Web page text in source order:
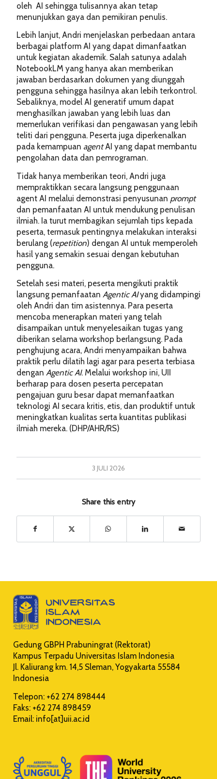
oleh AI sehingga tulisannya akan tetap
menunjukkan gaya dan pemikiran penulis.
Lebih lanjut, Andri menjelaskan perbedaan antara
berbagai platform AI yang dapat dimanfaatkan
untuk kegiatan akademik. Salah satunya adalah
NotebookLM yang hanya akan memberikan
jawaban berdasarkan dokumen yang diunggah
pengguna sehingga hasilnya akan lebih terkontrol.
Sebaliknya, model AI generatif umum dapat
menghasilkan jawaban yang lebih luas dan
memerlukan verifikasi dan pengawasan yang lebih
teliti dari pengguna. Peserta juga diperkenalkan
pada kemampuan agentAI yang dapat membantu
pengolahan data dan pemrograman.
Tidak hanya memberikan teori, Andri juga
mempraktikkan secara langsung penggunaan
agent AI melalui demonstrasi penyusunan prompt
dan pemanfaatan AI untuk mendukung penulisan
ilmiah. Ia turut membagikan sejumlah tips kepada
peserta, termasuk pentingnya melakukan interaksi
berulang (repetition) dengan AI untuk memperoleh
hasil yang semakin sesuai dengan kebutuhan
pengguna.
Setelah sesi materi, peserta mengikuti praktik
langsung pemanfaatan Agentic AIyang didampingi
oleh Andri dan tim asistennya. Para peserta
mencoba menerapkan materi yang telah
disampaikan untuk menyelesaikan tugas yang
diberikan selama workshop berlangsung. Pada
penghujung acara, Andri menyampaikan bahwa
praktik perlu dilatih lagi agar para peserta terbiasa
dengan Agentic AI. Melalui workshop ini, UII
berharap para dosen peserta percepatan
pengajuan guru besar dapat memanfaatkan
teknologi AI secara kritis, etis, dan produktif untuk
meningkatkan kualitas serta kuantitas publikasi
ilmiah mereka. (DHP/AHR/RS)
3 JULI 2026
Share this entry
Gedung GBPH Prabuningrat (Rektorat)
Kampus Terpadu Universitas Islam Indonesia
Jl. Kaliurang km. 14,5 Sleman, Yogyakarta 55584
Indonesia
Telepon: +62 274 898444
Faks: +62 274 898459
Email: info[at]uii.ac.id